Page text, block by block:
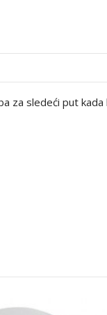
za sledeći put kada